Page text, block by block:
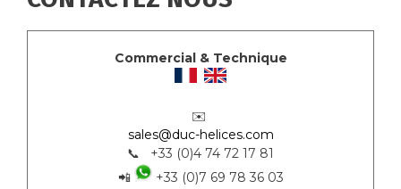
Commercial & Technique
✉️
sales@duc-helices.com
📞 +33 (0)4 74 72 17 81
📲
+33 (0)7 69 78 36 03